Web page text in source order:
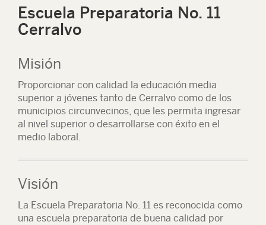
Escuela Preparatoria No. 11
Cerralvo
Misión
Proporcionar con calidad la educación media
superior a jóvenes tanto de Cerralvo como de los
municipios circunvecinos, que les permita ingresar
al nivel superior o desarrollarse con éxito en el
medio laboral.
Visión
La Escuela Preparatoria No. 11 es reconocida como
una escuela preparatoria de buena calidad por